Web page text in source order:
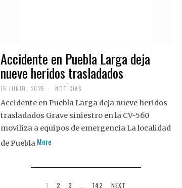
Accidente en Puebla Larga deja
nueve heridos trasladados
15 JUNIO, 2025 NOTICIAS
Accidente en Puebla Larga deja nueve heridos
trasladados Grave siniestro en la CV-560
moviliza a equipos de emergencia La localidad
de Puebla More
1 2 3 … 142 NEXT